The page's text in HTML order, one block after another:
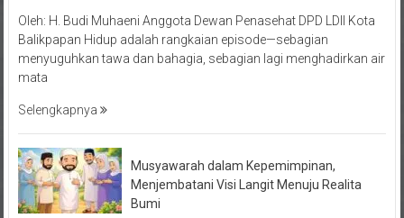
Balikpapan Hidup adalah rangkaian episode—sebagian
menyuguhkan tawa dan bahagia, sebagian lagi menghadirkan air
mata
Menjembatani Visi Langit Menuju Realita
Bumi
10 Juni 2025 2